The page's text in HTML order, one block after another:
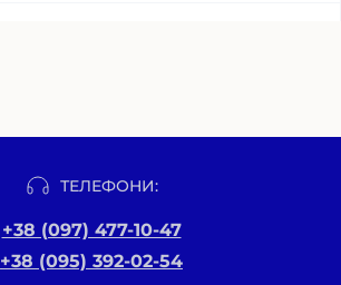
ТЕЛЕФОНИ:
+38 (097) 477-10-47
+38 (095) 392-02-54